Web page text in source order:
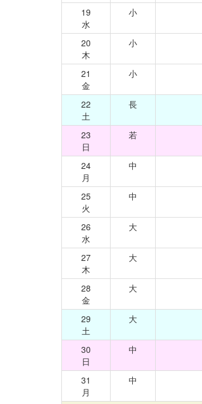
19
水
小
20
木
小
21
金
小
22
土
長
23
日
若
24
月
中
25
火
中
26
水
大
27
木
大
28
金
大
29
土
大
30
日
中
31
月
中